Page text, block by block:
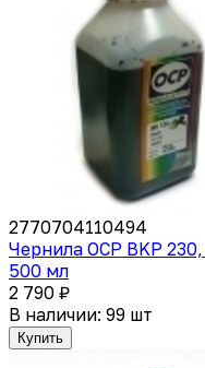
2770704110494
Чернила OCP BKP
500 мл
2 790 ₽
В наличии: 99 шт
Купить